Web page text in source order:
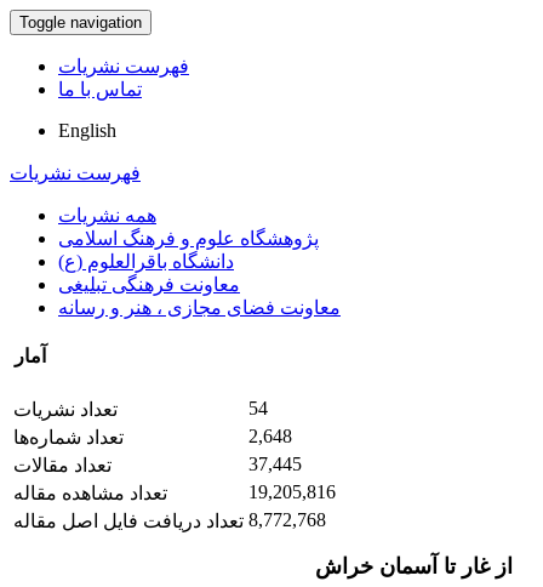
Toggle navigation
فهرست نشریات
تماس با ما
English
فهرست نشریات
همه نشریات
پژوهشگاه علوم و فرهنگ اسلامی
دانشگاه باقرالعلوم (ع)
معاونت فرهنگی تبلیغی
معاونت فضای مجازی ، هنر و رسانه
آمار
تعداد نشریات
54
تعداد شماره‌ها
2,648
تعداد مقالات
37,445
تعداد مشاهده مقاله
19,205,816
تعداد دریافت فایل اصل مقاله 8,772,768
از غار تا آسمان خراش